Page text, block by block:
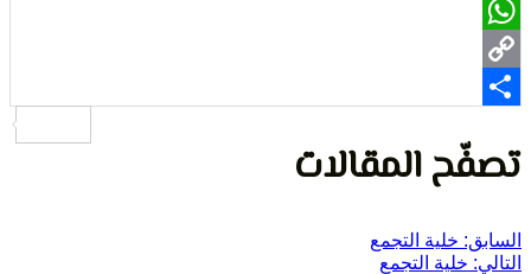
المقالات
خلية التجمع
التجمع